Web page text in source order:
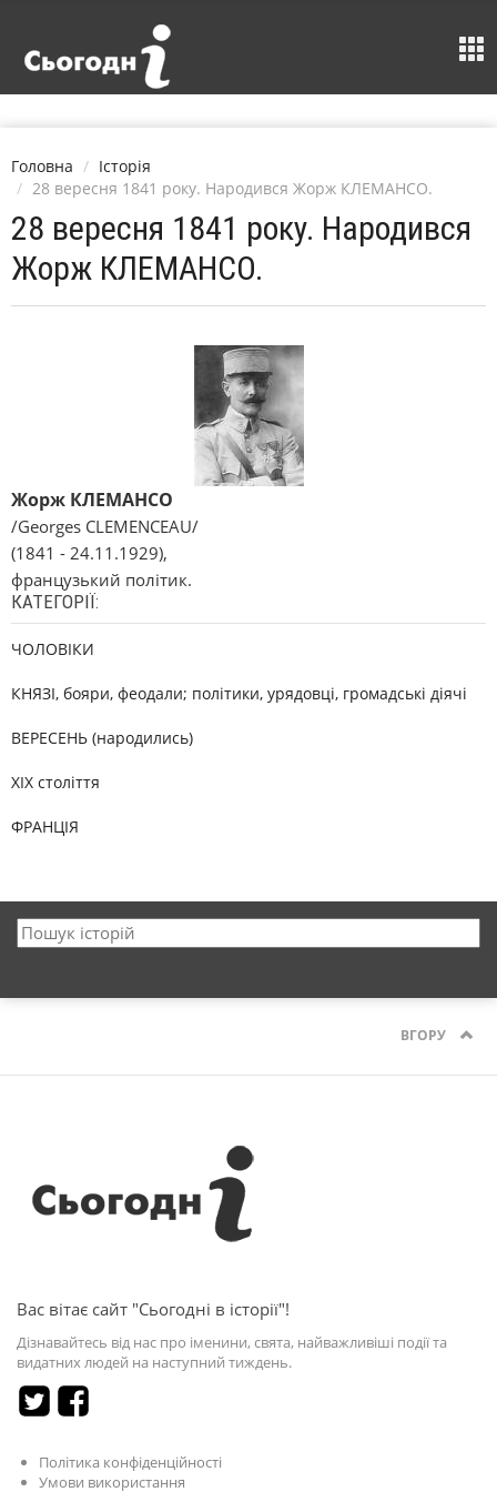
Головна
Історія
28 вересня 1841 року. Народився Жорж КЛЕМАНСО.
28 вересня 1841 року. Народився
Жорж КЛЕМАНСО.
Жорж КЛЕМАНСО
/Georges CLEMENCEAU/
(1841 - 24.11.1929),
французький політик.
КАТЕГОРІЇ:
ЧОЛОВІКИ
КНЯЗІ, бояри, феодали; політики, урядовці, громадські діячі
ВЕРЕСЕНЬ (народились)
XIX століття
ФРАНЦІЯ
ВГОРУ
Вас вітає сайт "Сьогодні в історії"!
Дізнавайтесь від нас про іменини, свята, найважливіші події та
видатних людей на наступний тиждень.
Політика конфіденційності
Умови використання